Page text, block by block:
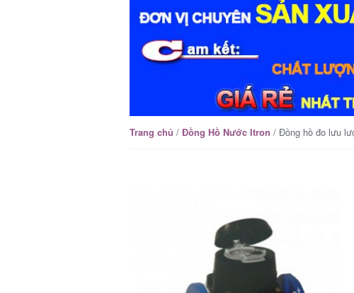
Trang chủ /Đồng Hồ Nước Itron / Đồng hồ đo lưu